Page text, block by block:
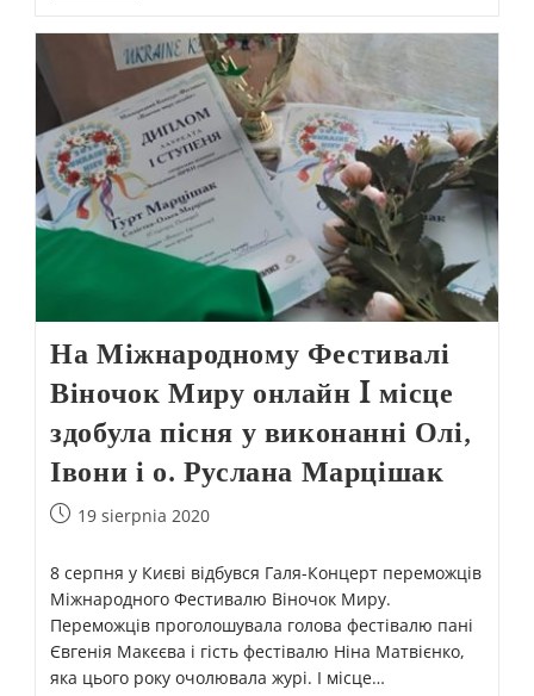
На Міжнародному Фестивалі
Віночок Миру онлайн I місце
здобула пісня у виконанні Олі,
Івони і о. Руслана Марцішак
19 sierpnia 2020
8 серпня у Києві відбувся Галя-Концерт переможців
Міжнародного Фестивалю Віночок Миру.
Переможців проголошувала голова фестівалю пані
Євгенія Макєєва і гість фестівалю Ніна Матвієнко,
яка цього року очолювала журі. I місце…